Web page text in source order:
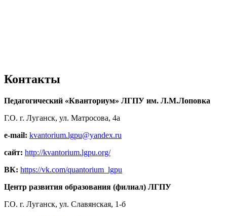
Контакты
Педагогический «Кванториум» ЛГПУ им. Л.М.Лоповка
Г.О. г. Луганск, ул. Матросова, 4а
e-mail: kvantorium.lgpu@yandex.ru
сайт: http://kvantorium.lgpu.org/
ВК: https://vk.com/quantorium_lgpu
Центр развития образования (филиал) ЛГПУ
Г.О. г. Луганск, ул. Славянская, 1-б